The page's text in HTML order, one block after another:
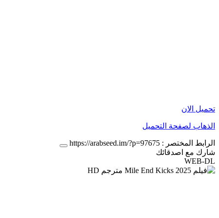
تحميل الان
الذهاب لصفحة التحميل
الرابط المختصر : https://arabseed.im/?p=97675
شارك مع اصدقائك
WEB-DL